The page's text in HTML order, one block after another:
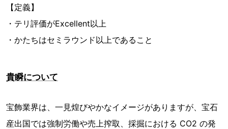
【定義】
・テリ評価がExcellent以上
・かたちはセミラウンド以上であること
貴瞬について
宝飾業界は、一見煌びやかなイメージがありますが、宝石
産出国では強制労働や売上搾取、採掘における CO2 の発